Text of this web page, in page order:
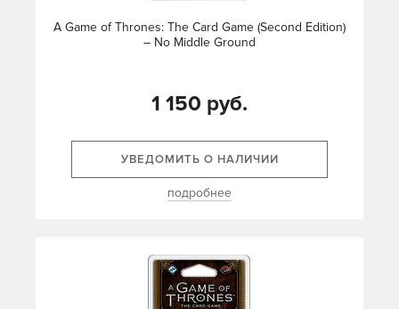
A Game of Thrones: The Card Game (Second Edition)
– No Middle Ground
1 150 руб.
УВЕДОМИТЬ О НАЛИЧИИ
подробнее